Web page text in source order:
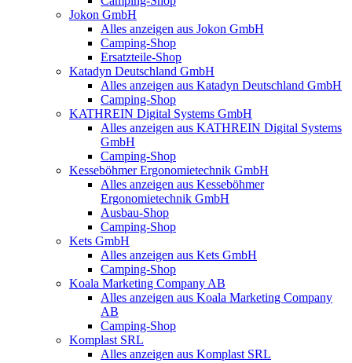
Jokon GmbH
Alles anzeigen aus Jokon GmbH
Camping-Shop
Ersatzteile-Shop
Katadyn Deutschland GmbH
Alles anzeigen aus Katadyn Deutschland GmbH
Camping-Shop
KATHREIN Digital Systems GmbH
Alles anzeigen aus KATHREIN Digital Systems
GmbH
Camping-Shop
Kesseböhmer Ergonomietechnik GmbH
Alles anzeigen aus Kesseböhmer
Ergonomietechnik GmbH
Ausbau-Shop
Camping-Shop
Kets GmbH
Alles anzeigen aus Kets GmbH
Camping-Shop
Koala Marketing Company AB
Alles anzeigen aus Koala Marketing Company
AB
Camping-Shop
Komplast SRL
Alles anzeigen aus Komplast SRL